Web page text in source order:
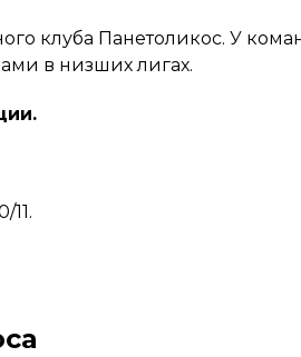
клуба Панетоликос. У
в низших лигах.
11.